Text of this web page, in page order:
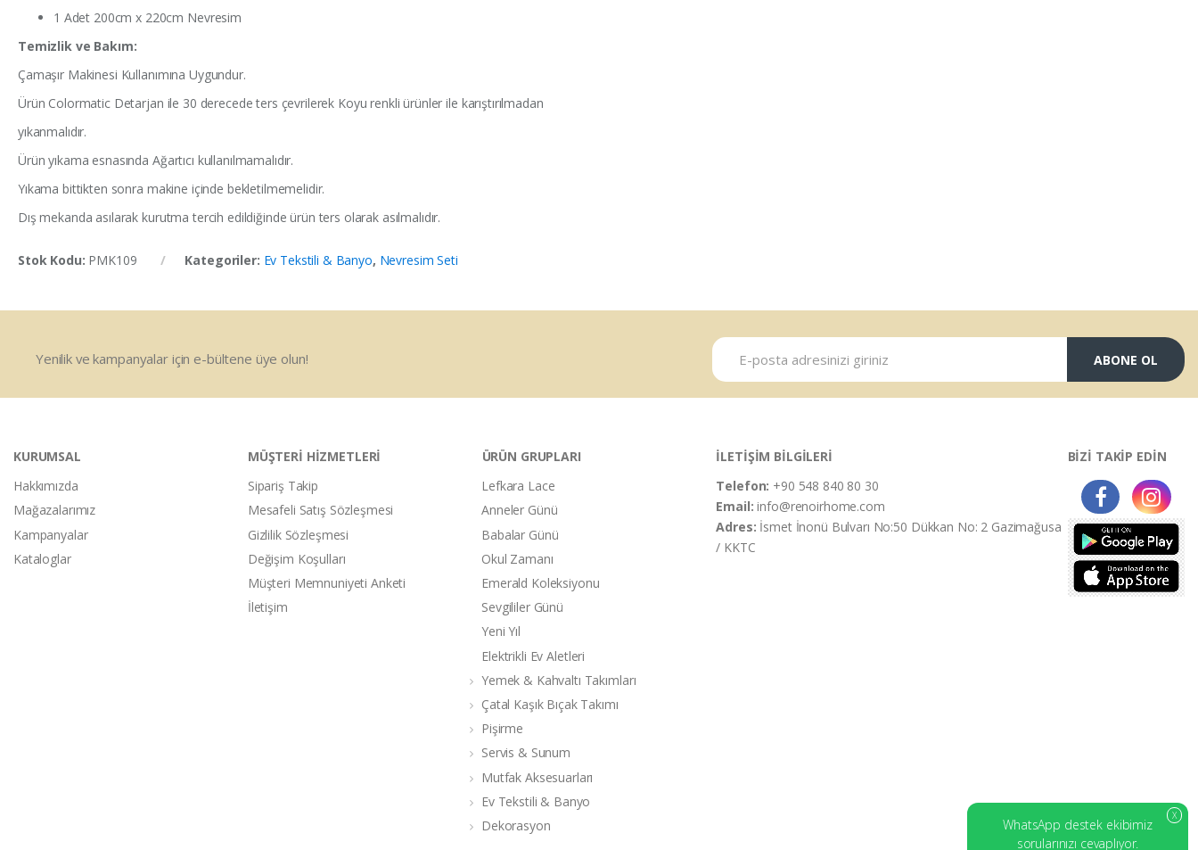
1 Adet 200cm x 220cm Nevresim
Temizlik ve Bakım:
Çamaşır Makinesi Kullanımına Uygundur.
Ürün Colormatic Detarjan ile 30 derecede ters çevrilerek Koyu renkli ürünler ile karıştırılmadan
yıkanmalıdır.
Ürün yıkama esnasında Ağartıcı kullanılmamalıdır.
Yıkama bittikten sonra makine içinde bekletilmemelidir.
Dış mekanda asılarak kurutma tercih edildiğinde ürün ters olarak asılmalıdır.
Stok Kodu: PMK109 Kategoriler: Ev Tekstili & Banyo, Nevresim Seti
Yenilik ve kampanyalar için e-bültene üye olun! ABONE OL
KURUMSAL
Hakkımızda
Mağazalarımız
Kampanyalar
Kataloglar
MÜŞTERİ HİZMETLERİ
Sipariş Takip
Mesafeli Satış Sözleşmesi
Gizlilik Sözleşmesi
Değişim Koşulları
Müşteri Memnuniyeti Anketi
İletişim
ÜRÜN GRUPLARI
Lefkara Lace
Anneler Günü
Babalar Günü
Okul Zamanı
Emerald Koleksiyonu
Sevgililer Günü
Yeni Yıl
Elektrikli Ev Aletleri
Yemek & Kahvaltı Takımları
Çatal Kaşık Bıçak Takımı
Pişirme
Servis & Sunum
Mutfak Aksesuarları
Ev Tekstili & Banyo
Dekorasyon
İLETİŞİM BİLGİLERİ
Telefon: +90 548 840 80 30
Email:info@renoirhome.com
Adres: İsmet İnonü Bulvarı No:50 Dükkan No: 2 Gazimağusa
/ KKTC
BİZİ TAKİP EDİN
X
WhatsApp destek ekibimiz
sorularınızı cevaplıyor.